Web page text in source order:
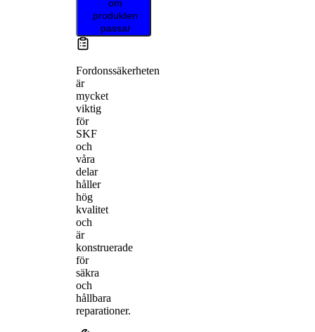
om
produkten
passar
Fordonssäkerheten
är
mycket
viktig
för
SKF
och
våra
delar
håller
hög
kvalitet
och
är
konstruerade
för
säkra
och
hållbara
reparationer.